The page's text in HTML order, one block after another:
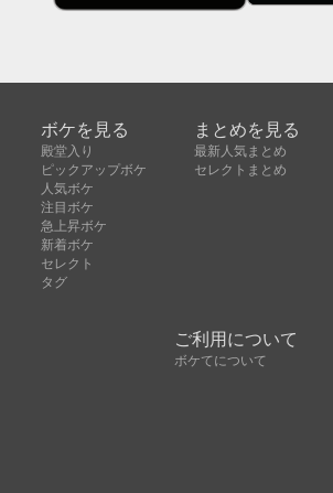
ボケを見る
殿堂入り
ピックアップボケ
人気ボケ
注目ボケ
急上昇ボケ
新着ボケ
セレクト
タグ
まとめを見る
最新人気まとめ
セレクトまとめ
ご利用について
ボケてについて